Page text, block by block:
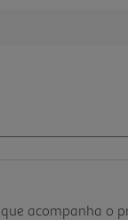
acompanha o